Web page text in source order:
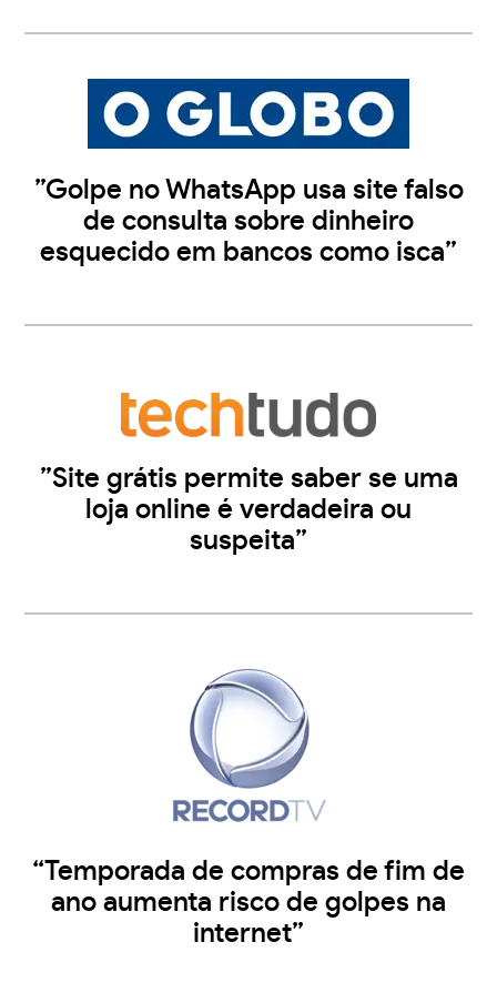
”Golpe no WhatsApp usa site falso
de consulta sobre dinheiro
esquecido em bancos como isca”
”Site grátis permite saber se uma
loja online é verdadeira ou
suspeita”
“Temporada de compras de fim de
ano aumenta risco de golpes na
internet”